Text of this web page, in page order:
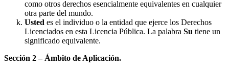
como otros derechos esencialmente equivalentes en cualquier
otra parte del mundo.
Usted es el individuo o la entidad que ejerce los Derechos
Licenciados en esta Licencia Pública. La palabra Su tiene un
significado equivalente.
Sección 2 – Ámbito de Aplicación.